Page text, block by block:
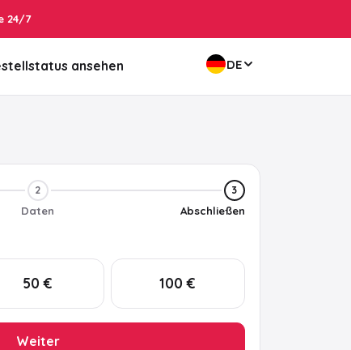
24/7
ansehen DE
2
Daten
3
Abschließen
50 € 100 €
Weiter